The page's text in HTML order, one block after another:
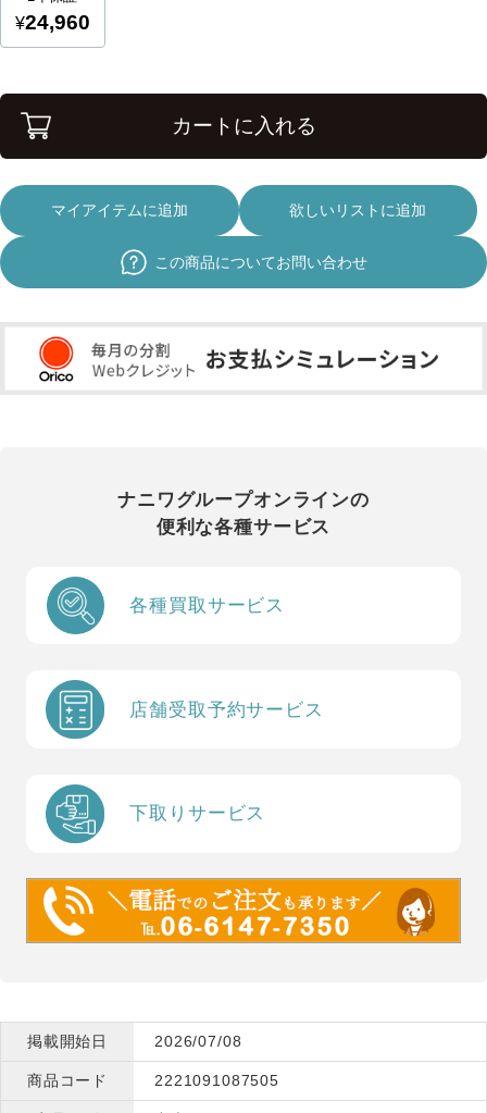
カートに入れる
マイアイテムに追加 欲しいリストに追加
この商品についてお問い合わせ
ナニワグループオンラインの
便利な各種サービス
各種買取サービス
店舗受取予約サービス
下取りサービス
掲載開始日 2026/07/08
商品コード 2221091087505